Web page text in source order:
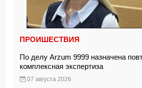
ПРОИШЕСТВИЯ
По делу Arzum 9999 назначена
комплексная экспертиза
07 августа 2026